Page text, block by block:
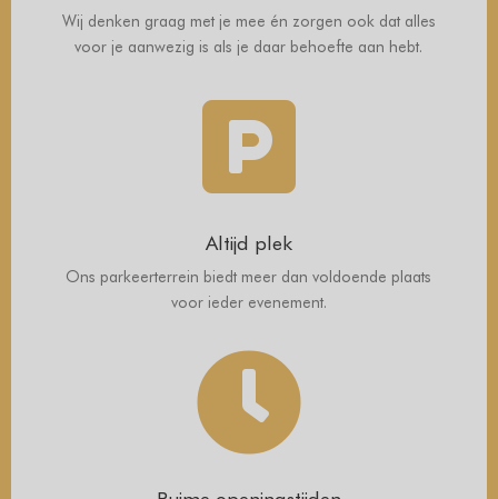
Wij denken graag met je mee én zorgen ook dat alles
voor je aanwezig is als je daar behoefte aan hebt.

Altijd plek
Ons parkeerterrein biedt meer dan voldoende plaats
voor ieder evenement.
